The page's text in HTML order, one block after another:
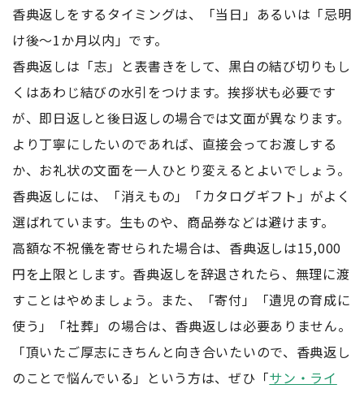
香典返しをするタイミングは、「当日」あるいは「忌明
け後～1か月以内」です。
香典返しは「志」と表書きをして、黒白の結び切りもし
くはあわじ結びの水引をつけます。挨拶状も必要です
が、即日返しと後日返しの場合では文面が異なります。
より丁寧にしたいのであれば、直接会ってお渡しする
か、お礼状の文面を一人ひとり変えるとよいでしょう。
香典返しには、「消えもの」「カタログギフト」がよく
選ばれています。生ものや、商品券などは避けます。
高額な不祝儀を寄せられた場合は、香典返しは15,000
円を上限とします。香典返しを辞退されたら、無理に渡
すことはやめましょう。また、「寄付」「遺児の育成に
使う」「社葬」の場合は、香典返しは必要ありません。
「頂いたご厚志にきちんと向き合いたいので、香典返し
のことで悩んでいる」という方は、ぜひ「サン・ライ